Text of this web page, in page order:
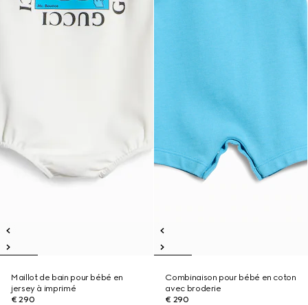
Maillot de bain pour bébé en
jersey à imprimé
€ 290
Combinaison pour bébé en coton
avec broderie
€ 290